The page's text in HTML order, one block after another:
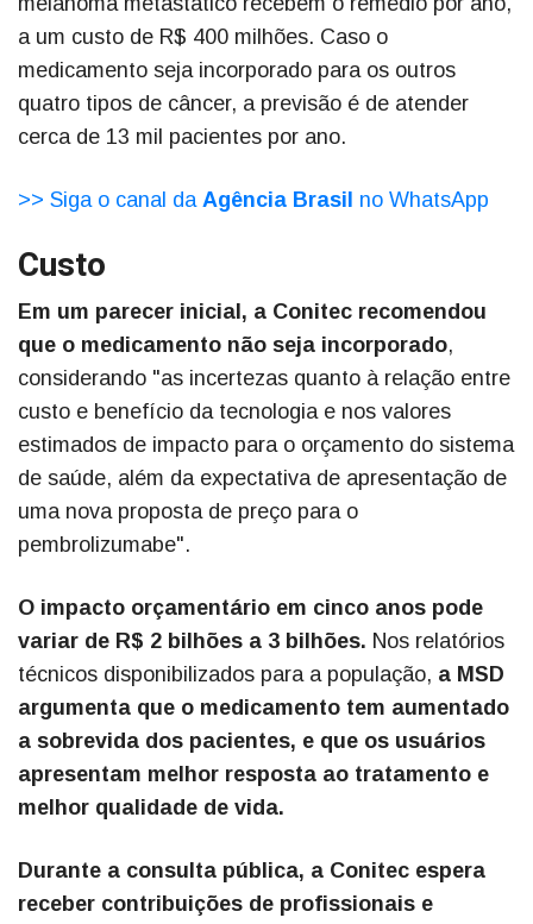
a um custo de R$ 400 milhões. Caso o
medicamento seja incorporado para os outros
quatro tipos de câncer, a previsão é de atender
cerca de 13 mil pacientes por ano.
>> Siga o canal da Agência Brasil no WhatsApp
Custo
Em um parecer inicial, a Conitec recomendou
que o medicamento não seja incorporado,
considerando "as incertezas quanto à relação entre
custo e benefício da tecnologia e nos valores
estimados de impacto para o orçamento do sistema
de saúde, além da expectativa de apresentação de
uma nova proposta de preço para o
pembrolizumabe".
O impacto orçamentário em cinco anos pode
variar de R$ 2 bilhões a 3 bilhões. Nos relatórios
técnicos disponibilizados para a população, a MSD
argumenta que o medicamento tem aumentado
a sobrevida dos pacientes, e que os usuários
apresentam melhor resposta ao tratamento e
melhor qualidade de vida.
Durante a consulta pública, a Conitec espera
receber contribuições de profissionais e